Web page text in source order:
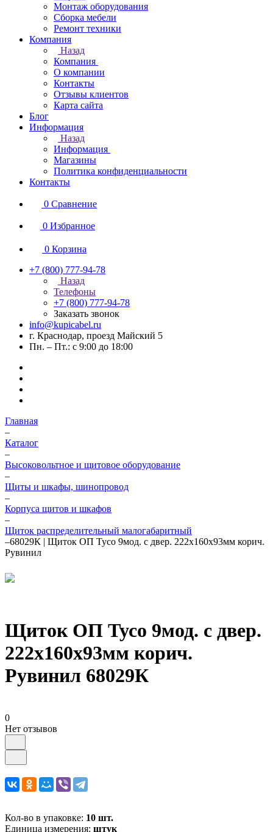
Монтаж оборудования
Сборка мебели
Ремонт техники
Компания
Назад
Компания
О компании
Контакты
Отзывы клиентов
Карта сайта
Блог
Информация
Назад
Информация
Магазины
Политика конфиденциальности
Контакты
0 Сравнение
0 Избранное
0 Корзина
+7 (800) 777-94-78
Назад
Телефоны
+7 (800) 777-94-78
Заказать звонок
info@kupicabel.ru
г. Краснодар, проезд Майский 5
Пн. – Пт.: с 9:00 до 18:00
Главная
–
Каталог
–
Высоковольтное и щитовое оборудование
–
Щиты и шкафы, шинопровод
–
Корпуса щитов и шкафов
–
Щиток распределительный малогабаритный
–68029К | Щиток ОП Тусо 9мод. с двер. 222х160х93мм корич.
Рувинил
Щиток ОП Тусо 9мод. с двер.
222х160х93мм корич.
Рувинил 68029К
0
Нет отзывов
Кол-во в упаковке: 10 шт.
Единица измерения: штук